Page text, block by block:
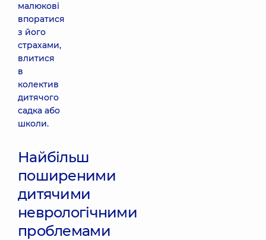
малюкові
впоратися
з його
страхами,
влитися
в
колектив
дитячого
садка або
школи.
Найбільш
поширеними
дитячими
неврологічними
проблемами